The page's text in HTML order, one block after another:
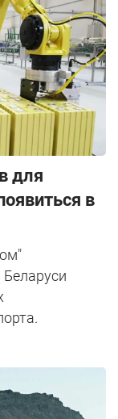
для
в